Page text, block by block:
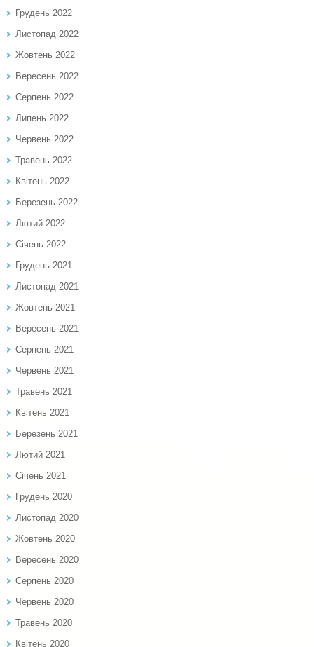
Грудень 2022
Листопад 2022
Жовтень 2022
Вересень 2022
Серпень 2022
Липень 2022
Червень 2022
Травень 2022
Квітень 2022
Березень 2022
Лютий 2022
Січень 2022
Грудень 2021
Листопад 2021
Жовтень 2021
Вересень 2021
Серпень 2021
Червень 2021
Травень 2021
Квітень 2021
Березень 2021
Лютий 2021
Січень 2021
Грудень 2020
Листопад 2020
Жовтень 2020
Вересень 2020
Серпень 2020
Червень 2020
Травень 2020
Квітень 2020